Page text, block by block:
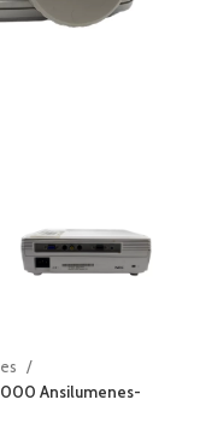
Ansilumenes-